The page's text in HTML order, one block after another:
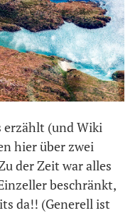
erzählt (und Wiki
hier über zwei
der Zeit war alles
beschränkt,
da!! (Generell ist